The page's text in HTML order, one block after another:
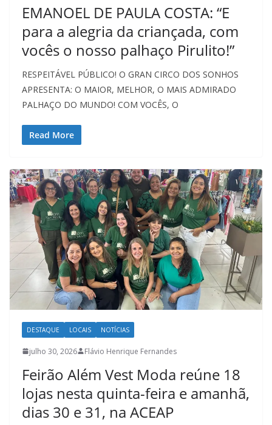
EMANOEL DE PAULA COSTA: “E
para a alegria da criançada, com
vocês o nosso palhaço Pirulito!”
RESPEITÁVEL PÚBLICO! O GRAN CIRCO DOS SONHOS
APRESENTA: O MAIOR, MELHOR, O MAIS ADMIRADO
PALHAÇO DO MUNDO! COM VOCÊS, O
Read More
DESTAQUE LOCAIS NOTÍCIAS
julho 30, 2026 Flávio Henrique Fernandes
Feirão Além Vest Moda reúne 18
lojas nesta quinta-feira e amanhã,
dias 30 e 31, na ACEAP